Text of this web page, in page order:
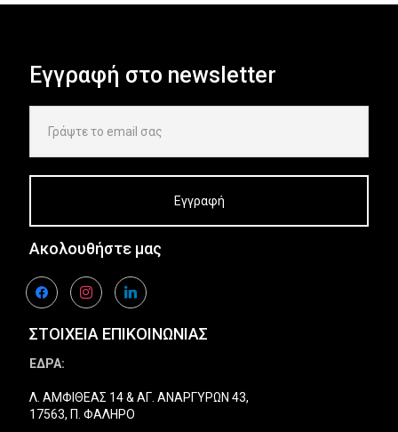
Εγγραφή στο newsletter
Ακολουθήστε μας
facebookinstagramlinkedin
ΣΤΟΙΧΕΙΑ ΕΠΙΚΟΙΝΩΝΙΑΣ
ΕΔΡΑ:
Λ. ΑΜΦΙΘΕΑΣ 14 & ΑΓ. ΑΝΑΡΓΥΡΩΝ 43,
17563, Π. ΦΑΛΗΡΟ